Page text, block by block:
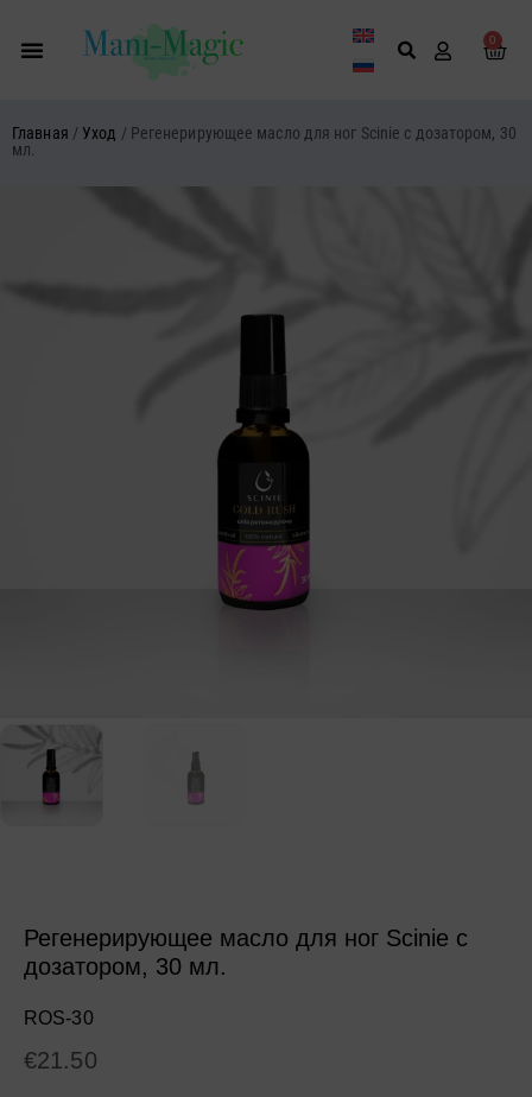
содержимому
0
Главная / Уход / Регенерирующее масло для ног Scinie с дозатором, 30
мл.
Регенерирующее масло для ног Scinie с
дозатором, 30 мл.
ROS-30
€21.50